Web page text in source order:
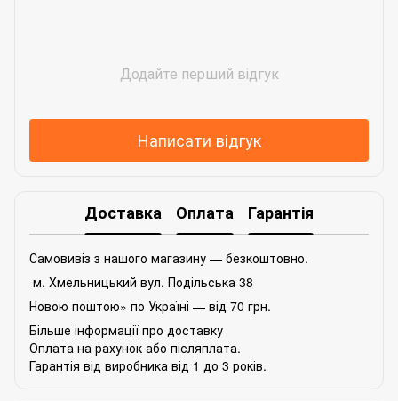
Додайте перший відгук
Написати відгук
Доставка Оплата Гарантія
Самовивіз з нашого магазину — безкоштовно.
м. Хмельницький вул. Подільська 38
Новою поштою» по Україні — від 70 грн.
Більше інформації про доставку
Оплата на рахунок або післяплата.
Гарантія від виробника від 1 до 3 років.